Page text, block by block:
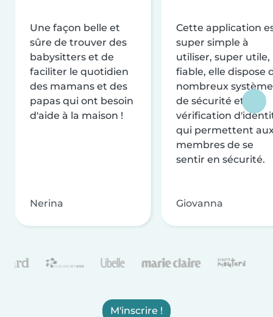
Une façon belle et
sûre de trouver des
babysitters et de
faciliter le quotidien
des mamans et des
papas qui ont besoin
d'aide à la maison !
Nerina
Cette application
super simple à
utiliser, super utile,
fiable, elle dispose
nombreux
de sécurité et de
vérification
qui permettent
membres de se
sentir en sécurité.
Giovanna
M'inscrire !